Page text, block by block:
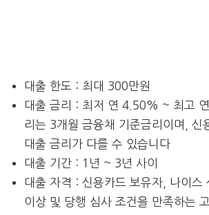
대출 한도 : 최대 300만원
대출 금리 : 최저 연 4.50% ~ 최고
리는 3개월 금융채 기준금리이며, 신
대출 금리가 다를 수 있습니다
대출 기간 : 1년 ~ 3년 사이
대출 자격 : 신용카드 보유자, 나이스
이상 및 당행 심사 조건을 만족하는